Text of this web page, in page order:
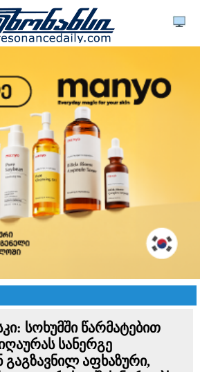
სოხუმში წარმატებით
სანერგე
გაგზავნილ აფხაზური,